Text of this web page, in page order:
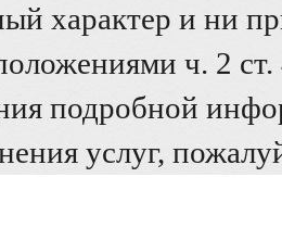
характер и ни
ч. 2
подробной
услуг,